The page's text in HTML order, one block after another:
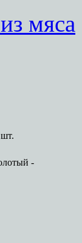
мяса
-